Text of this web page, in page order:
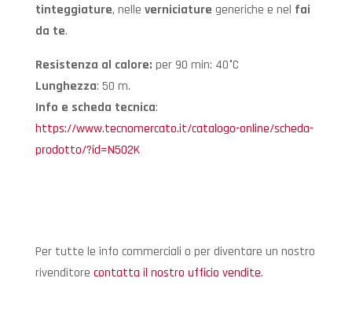
tinteggiature, nelle verniciature generiche e nel fai
da te.
Resistenza al calore: per 90 min: 40°C
Lunghezza: 50 m.
Info e scheda tecnica:
https://www.tecnomercato.it/catalogo-online/scheda-
prodotto/?id=N502K
Per tutte le info commerciali o per diventare un nostro
rivenditore contatta il nostro ufficio vendite.